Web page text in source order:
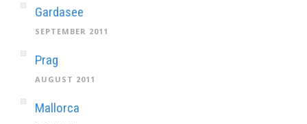
Gardasee
SEPTEMBER 2011
Prag
AUGUST 2011
Mallorca